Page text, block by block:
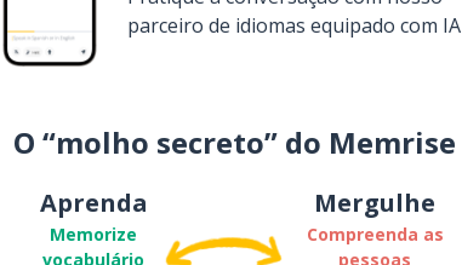
parceiro de idiomas equipado com IA
O “molho secreto” do Memrise
Aprenda
Memorize
vocabulário
Mergulhe
Compreenda as
pessoas